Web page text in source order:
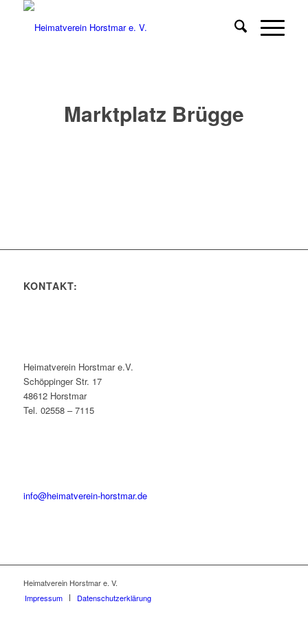
Marktplatz Brügge
KONTAKT:
Heimatverein Horstmar e.V.
Schöppinger Str. 17
48612 Horstmar
Tel. 02558 – 7115
info@heimatverein-horstmar.de
Heimatverein Horstmar e. V.
Impressum
Datenschutzerklärung